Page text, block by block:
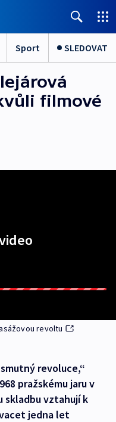
Sport SLEDOVAT
filmové
revoltu
revoluce,“
pražskému jaru v
skladbu vztahují k
jedna let